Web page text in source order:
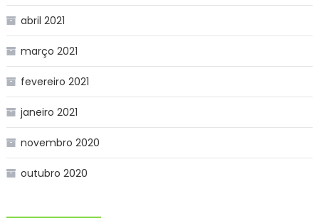
abril 2021
março 2021
fevereiro 2021
janeiro 2021
novembro 2020
outubro 2020